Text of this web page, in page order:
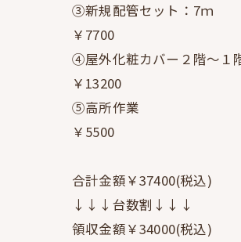
③新規配管セット：7ｍ
￥7700
④屋外化粧カバー２階～１
￥13200
⑤高所作業
￥5500
合計金額￥37400(税込)
↓↓↓台数割↓↓↓
領収金額￥34000(税込)